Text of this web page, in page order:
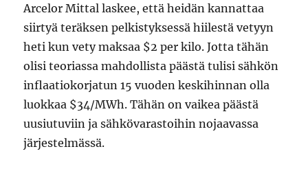
Arcelor Mittal laskee, että heidän kannattaa
siirtyä teräksen pelkistyksessä hiilestä vetyyn
heti kun vety maksaa $2 per kilo. Jotta tähän
olisi teoriassa mahdollista päästä tulisi sähkön
inflaatiokorjatun 15 vuoden keskihinnan olla
luokkaa $34/MWh. Tähän on vaikea päästä
uusiutuviin ja sähkövarastoihin nojaavassa
järjestelmässä.